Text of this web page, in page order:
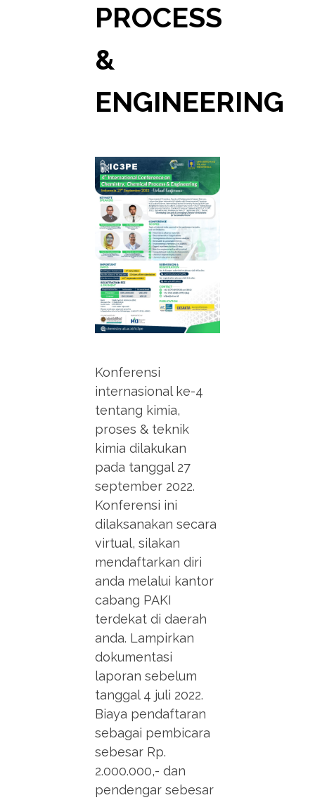
PROCESS
&
ENGINEERING
Konferensi
internasional ke-4
tentang kimia,
proses & teknik
kimia dilakukan
pada tanggal 27
september 2022.
Konferensi ini
dilaksanakan secara
virtual, silakan
mendaftarkan diri
anda melalui kantor
cabang PAKI
terdekat di daerah
anda. Lampirkan
dokumentasi
laporan sebelum
tanggal 4 juli 2022.
Biaya pendaftaran
sebagai pembicara
sebesar Rp.
2.000.000,- dan
pendengar sebesar